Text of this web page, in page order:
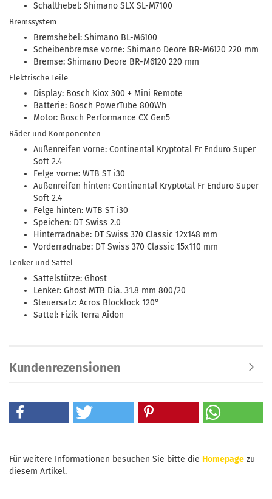
Schalthebel: Shimano SLX SL-M7100
Bremssystem
Bremshebel: Shimano BL-M6100
Scheibenbremse vorne: Shimano Deore BR-M6120 220 mm
Bremse: Shimano Deore BR-M6120 220 mm
Elektrische Teile
Display: Bosch Kiox 300 + Mini Remote
Batterie: Bosch PowerTube 800Wh
Motor: Bosch Performance CX Gen5
Räder und Komponenten
Außenreifen vorne: Continental Kryptotal Fr Enduro Super
Soft 2.4
Felge vorne: WTB ST i30
Außenreifen hinten: Continental Kryptotal Fr Enduro Super
Soft 2.4
Felge hinten: WTB ST i30
Speichen: DT Swiss 2.0
Hinterradnabe: DT Swiss 370 Classic 12x148 mm
Vorderradnabe: DT Swiss 370 Classic 15x110 mm
Lenker und Sattel
Sattelstütze: Ghost
Lenker: Ghost MTB Dia. 31.8 mm 800/20
Steuersatz: Acros Blocklock 120°
Sattel: Fizik Terra Aidon
Kundenrezensionen
Für weitere Informationen besuchen Sie bitte die Homepage zu
diesem Artikel.